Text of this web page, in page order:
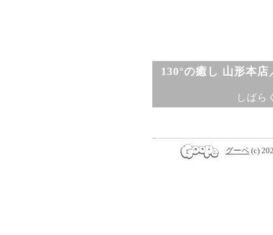
130°の癒し 山形本
しばら
グーペ (c)